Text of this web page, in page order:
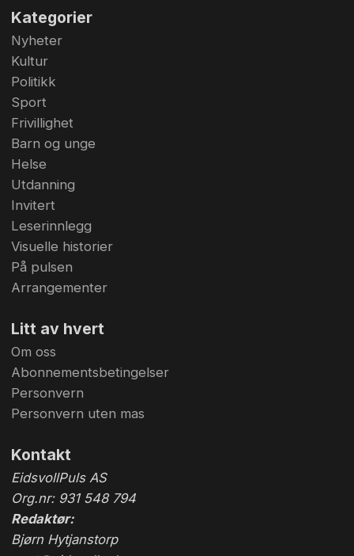
Kategorier
Nyheter
Kultur
Politikk
Sport
Frivillighet
Barn og unge
Helse
Utdanning
Invitert
Leserinnlegg
Visuelle historier
På pulsen
Arrangementer
Litt av hvert
Om oss
Abonnementsbetingelser
Personvern
Personvern uten mas
Kontakt
EidsvollPuls AS
Org.nr: 931 548 794
Redaktør:
Bjørn Hytjanstorp